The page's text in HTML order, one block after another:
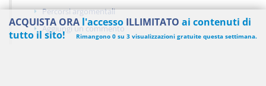
Percorsi argomentali
Aggiungi un commento
ACQUISTA ORA l'accesso ILLIMITATO ai contenuti di
tutto il sito!
Rimangono 0 su 3 visualizzazioni gratuite questa settimana.